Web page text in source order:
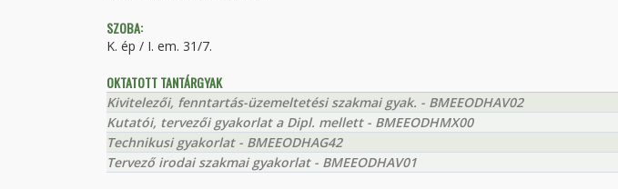
SZOBA:
K. ép / I. em. 31/7.
OKTATOTT TANTÁRGYAK
Kivitelezői, fenntartás-üzemeltetési szakmai gyak. - BMEEODHAV02
Kutatói, tervezői gyakorlat a Dipl. mellett - BMEEODHMX00
Technikusi gyakorlat - BMEEODHAG42
Tervező irodai szakmai gyakorlat - BMEEODHAV01